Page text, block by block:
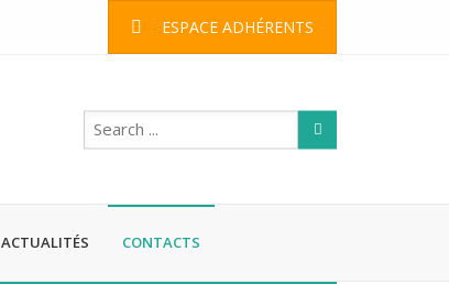
ESPACE ADHÉRENTS
ACTUALITÉS CONTACTS